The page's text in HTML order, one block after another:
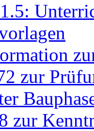
zur
zur